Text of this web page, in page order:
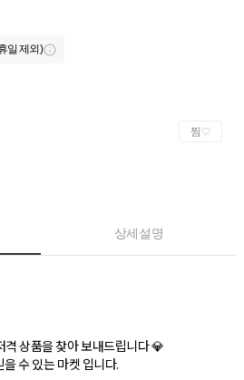
일 제외)
찜
상세설명
상품을 찾아 보내드립니다 💎
수 있는 마켓 입니다.